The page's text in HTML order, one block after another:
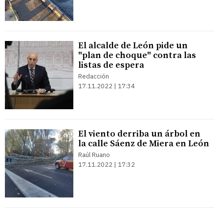
El alcalde de León pide un
"plan de choque" contra las
listas de espera
Redacción
17.11.2022 | 17:34
El viento derriba un árbol en
la calle Sáenz de Miera en León
Raúl Ruano
17.11.2022 | 17:32